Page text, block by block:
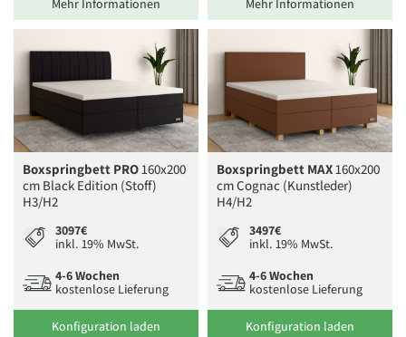
Mehr Informationen Mehr Informationen
Boxspringbett PRO160x200
cm Black Edition (Stoff)
H3/H2
3097€
inkl. 19% MwSt.
4-6 Wochen
kostenlose Lieferung
Konfiguration laden
Boxspringbett MAX160x200
cm Cognac (Kunstleder)
H4/H2
3497€
inkl. 19% MwSt.
4-6 Wochen
kostenlose Lieferung
Konfiguration laden